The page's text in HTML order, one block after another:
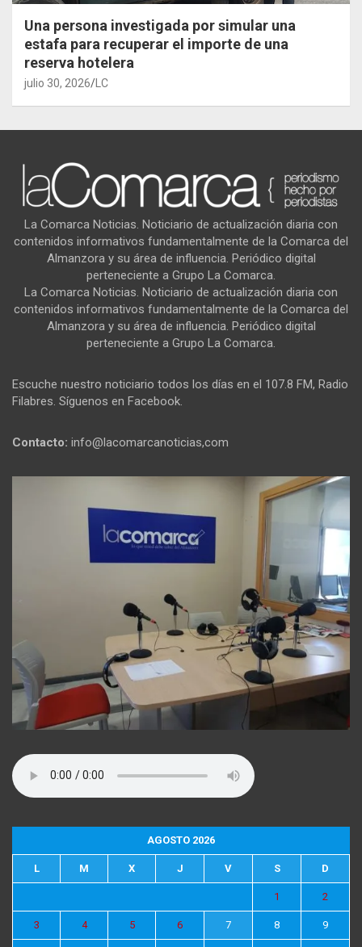
Una persona investigada por simular una
estafa para recuperar el importe de una
reserva hotelera
julio 30, 2026 LC
La Comarca Noticias. Noticiario de actualización diaria con
contenidos informativos fundamentalmente de la Comarca del
Almanzora y su área de influencia. Periódico digital
perteneciente a Grupo La Comarca.
La Comarca Noticias. Noticiario de actualización diaria con
contenidos informativos fundamentalmente de la Comarca del
Almanzora y su área de influencia. Periódico digital
perteneciente a Grupo La Comarca.
Escuche nuestro noticiario todos los días en el 107.8 FM, Radio
Filabres. Síguenos en Facebook.
Contacto: info@lacomarcanoticias,com
AGOSTO 2026
L M X J V S D
1 2
3 4 5 6 7 8 9